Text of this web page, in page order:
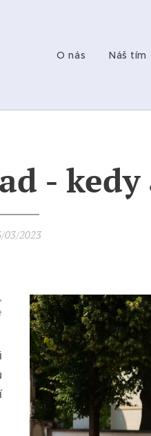
O nás Náš tím
- kedy
03/2023